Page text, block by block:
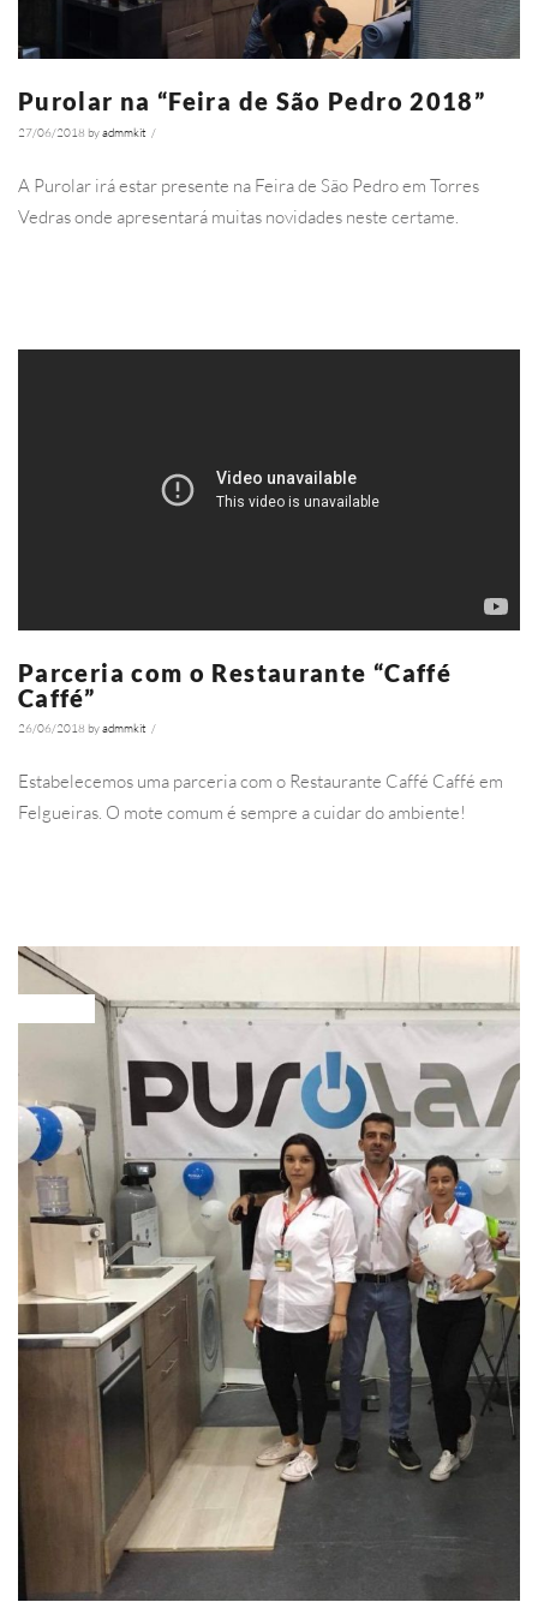
Purolar na “Feira de São Pedro 2018”
27/06/2018 byadmmkit /
A Purolar irá estar presente na Feira de São Pedro em Torres
Vedras onde apresentará muitas novidades neste certame.
Parceria com o Restaurante “Caffé
Caffé”
26/06/2018 byadmmkit /
Estabelecemos uma parceria com o Restaurante Caffé Caffé em
Felgueiras. O mote comum é sempre a cuidar do ambiente!